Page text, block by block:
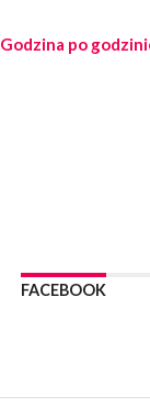
23 lipca 2026
POWIAT
WYDARZENIA
Godzina po
FACEBOOK